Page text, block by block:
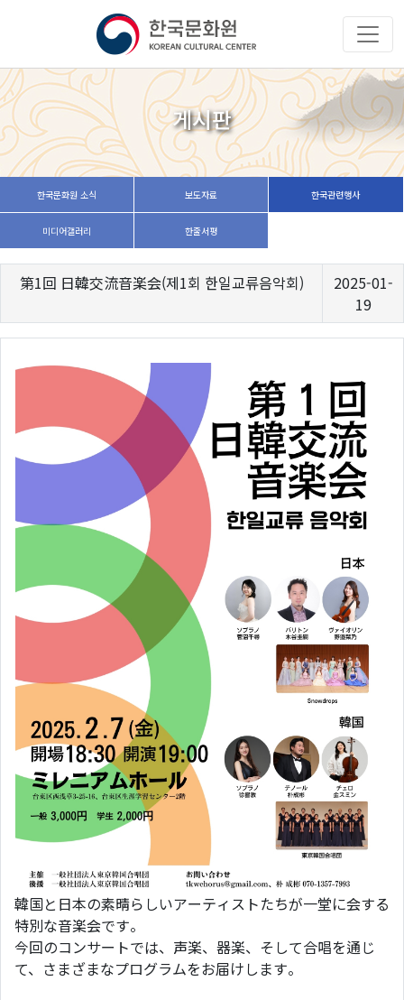
게시판
한국문화원 소식 보도자료 한국관련행사
미디어갤러리 한줄서평
第1回 日韓交流音楽会(제1회 한일교류음악회)
2025-01-
19
韓国と日本の素晴らしいアーティストたちが一堂に会する
特別な音楽会です。
今回のコンサートでは、声楽、器楽、そして合唱を通じ
て、さまざまなプログラムをお届けします。